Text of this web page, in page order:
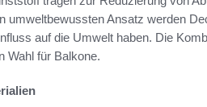
umweltbewussten Ansatz werden
auf die Umwelt haben. Die
Wahl für Balkone.